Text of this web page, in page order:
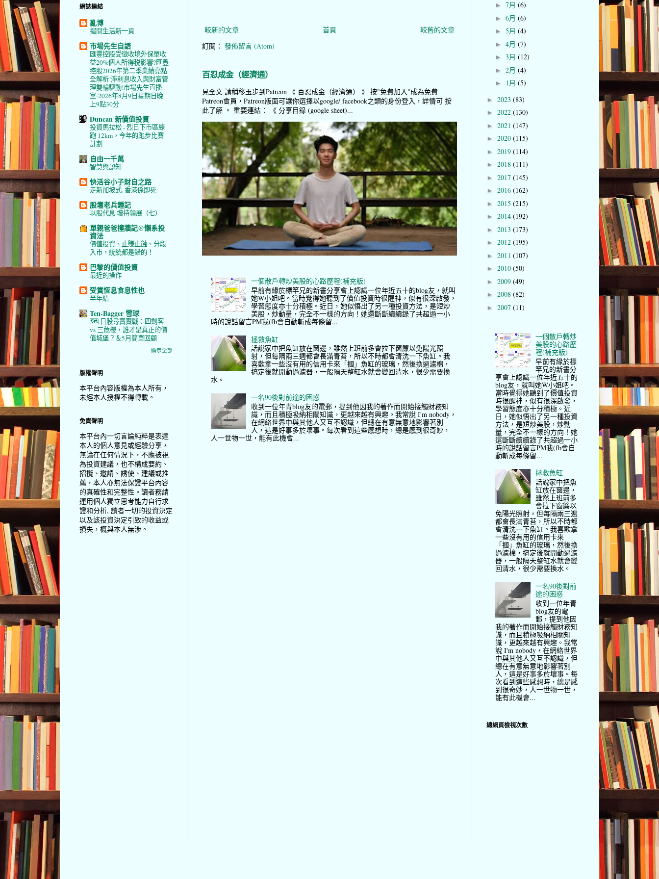
較新的文章 較舊的文章
首頁
訂閱： 發佈留言 (Atom)
百忍成金（經濟通）
見全文 請稍移玉步到Patreon 《 百忍成金（經濟通） 》 按"免費加入"成為免費
Patreon會員，Patreon版面可讓你選擇以google/ facebook之類的身份登入，詳情可 按
此了解 。 重要連結： 《 分享目錄 (google sheet)...
一個散戶轉炒美股的心路歷程(補充版)
早前有緣於標竿兄的新書分享會上認識一位年近五十的blog友，就叫
她W小姐吧。當時覺得她聽到了價值投資時很醒神，似有很深啟發，
學習態度亦十分積極。近日，她似悟出了另一種投資方法，是短炒
美股，炒動量，完全不一樣的方向！她還斷斷續續錄了共超過一小
時的說話留言PM我(fb會自動斬成每條留...
拯救魚缸
話說家中把魚缸放在窗邊，雖然上班前多會拉下窗簾以免陽光照
射，但每隔兩三週都會長滿青苔，所以不時都會清洗一下魚缸。我
喜歡拿一些沒有用的信用卡來「摑」魚缸的玻璃，然後換過濾棉，
搞定後就開動過濾器，一般隔天整缸水就會變回清水，很少需要換
水。
一名90後對前途的困惑
收到一位年青blog友的電郵，提到他因我的著作而開始接觸財務知
識，而且積極吸納相關知識，更越來越有興趣。我常說 I'm nobody，
在網絡世界中與其他人又互不認識，但總在有意無意地影響著別
人，這是好事多於壞事。每次看到這些感想時，總是感到很奇妙，
人一世物一世，能有此機會...
網誌連結
亂博
揭開生活新一頁
市場先生自語
匯豐控股受徵收境外保單收
益20%個人所得税影響?匯豐
控股2026年第二季業績亮點
全解析!淨利息收入與財富管
理雙輪驅動!市場先生直播
室-2026年8月9日星期日晚
上9點30分
Duncan 新價值投資
投資馬拉松 - 烈日下市區練
跑 12km，今年的跑步比賽
計劃
自由一千萬
智慧與認知
快活谷小子財自之路
走新加坡式, 香港係即死
股壇老兵鍾記
以股代息 增持領展（七）
單親爸爸撞牆記@懶系投
資法
價值投資、止賺止蝕、分段
入市，統統都是錯的！
巴黎的價值投資
最近的操作
受賞恆息食息性也
半年結
Ten-Bagger 雪球
🗺️ 日股尋寶實戰：四劍客
vs 三危樓，誰才是真正的價
值城堡？＆5月簡單回顧
顯示全部
版權聲明
本平台內容版權為本人所有，
未經本人授權不得轉載。
免責聲明
本平台內一切言論純粹是表達
本人的個人意見或經驗分享，
無論在任何情況下，不應被視
為投資建議，也不構成要約、
招攬、邀請、誘使、建議或推
薦，本人亦無法保證平台內容
的真確性和完整性。讀者務請
運用個人獨立思考能力自行求
證和分析, 讀者一切的投資決定
以及該投資決定引致的收益或
損失，概與本人無涉。
► 7月 (6)
► 6月 (6)
► 5月 (4)
► 4月 (7)
► 3月 (12)
► 2月 (4)
► 1月 (5)
► 2023 (83)
► 2022 (130)
► 2021 (147)
► 2020 (115)
► 2019 (114)
► 2018 (111)
► 2017 (145)
► 2016 (162)
► 2015 (215)
► 2014 (192)
► 2013 (173)
► 2012 (195)
► 2011 (107)
► 2010 (50)
► 2009 (49)
► 2008 (82)
► 2007 (11)
一個散戶轉炒
美股的心路歷
程(補充版)
早前有緣於標
竿兄的新書分
享會上認識一位年近五十的
blog友，就叫她W小姐吧。
當時覺得她聽到了價值投資
時很醒神，似有很深啟發，
學習態度亦十分積極。近
日，她似悟出了另一種投資
方法，是短炒美股，炒動
量，完全不一樣的方向！她
還斷斷續續錄了共超過一小
時的說話留言PM我(fb會自
動斬成每條留...
拯救魚缸
話說家中把魚
缸放在窗邊，
雖然上班前多
會拉下窗簾以
免陽光照射，但每隔兩三週
都會長滿青苔，所以不時都
會清洗一下魚缸。我喜歡拿
一些沒有用的信用卡來
「摑」魚缸的玻璃，然後換
過濾棉，搞定後就開動過濾
器，一般隔天整缸水就會變
回清水，很少需要換水。
一名90後對前
途的困惑
收到一位年青
blog友的電
郵，提到他因
我的著作而開始接觸財務知
識，而且積極吸納相關知
識，更越來越有興趣。我常
說 I'm nobody，在網絡世界
中與其他人又互不認識，但
總在有意無意地影響著別
人，這是好事多於壞事。每
次看到這些感想時，總是感
到很奇妙，人一世物一世，
能有此機會...
總網頁檢視次數